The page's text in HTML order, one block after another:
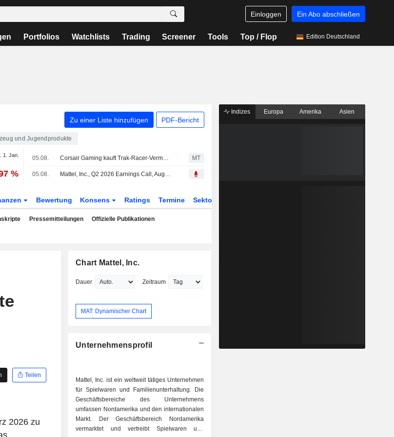
Einloggen Ein Abo abschließen
Portfolios Watchlists Trading Screener Tools Top / Flop Edition Deutschland
Zu einer Liste hinzufügen PDF-Bericht
und Jugendprodukte
1. Jan.
%
05.08. Corsair Gaming kauft Trak-Racer-Vermögenswerte zur Erweiterung des Simulationsportfolios MT
05.08. Mattel, Inc., Q2 2026 Earnings Call, Aug 04, 2026
Bewertung Konsens Ratings Termine Sektor
Pressemitteilungen Offizielle Publikationen
Teilen
2026 zu
Chart Mattel, Inc.
Dauer Zeitraum
MAT: Dynamischer Chart
Unternehmensprofil
Mattel, Inc. ist ein weltweit tätiges Unternehmen
für Spielwaren und Familienunterhaltung. Die
Geschäftsbereiche des Unternehmens
umfassen Nordamerika und den internationalen
Markt. Der Geschäftsbereich Nordamerika
vermarktet und vertreibt Spielwaren und
Indizes Europa Amerika Asien